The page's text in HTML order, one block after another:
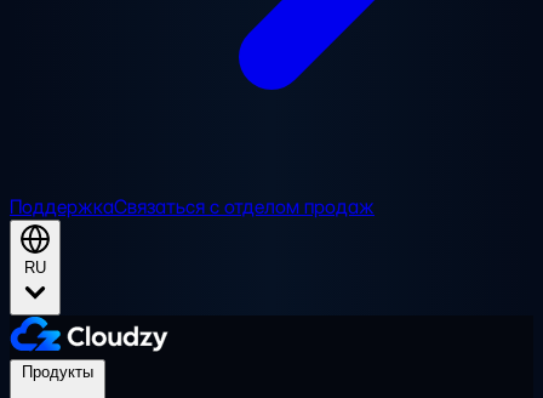
ПоддержкаСвязаться с отделом продаж
RU